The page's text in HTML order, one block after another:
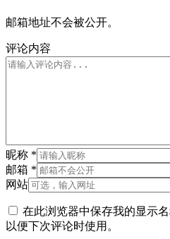
邮箱地址不会被公开。
评论内容
昵称 *
邮箱 *
网站
在此浏览器中保存我的显示
以便下次评论时使用。